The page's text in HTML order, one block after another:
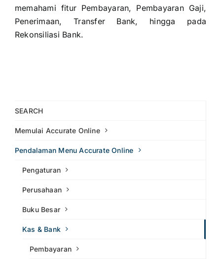
memahami fitur Pembayaran, Pembayaran Gaji,
Penerimaan, Transfer Bank, hingga pada
Rekonsiliasi Bank.
SEARCH
Memulai Accurate Online
Pendalaman Menu Accurate Online
Pengaturan
Perusahaan
Buku Besar
Kas & Bank
Pembayaran